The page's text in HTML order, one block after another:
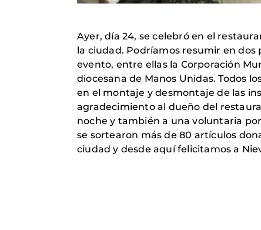
Ayer, día 24, se celebró en el
la ciudad. Podríamos resumir en
evento, entre ellas la Corporación
diocesana de Manos Unidas. Todos
en el montaje y desmontaje de las
agradecimiento al dueño del
noche y también a una voluntaria
se sortearon más de 80 artículos
ciudad y desde aquí felicitamos a